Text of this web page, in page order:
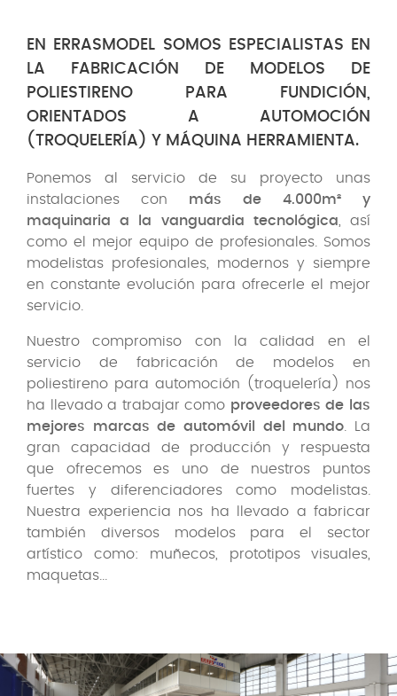
EN ERRASMODEL SOMOS ESPECIALISTAS EN
LA FABRICACIÓN DE MODELOS DE
POLIESTIRENO PARA FUNDICIÓN,
ORIENTADOS A AUTOMOCIÓN
(TROQUELERÍA) Y MÁQUINA HERRAMIENTA.
Ponemos al servicio de su proyecto unas
instalaciones con más de 4.000m² y
maquinaria a la vanguardia tecnológica , así
como el mejor equipo de profesionales. Somos
modelistas profesionales, modernos y siempre
en constante evolución para ofrecerle el mejor
servicio.
Nuestro compromiso con la calidad en el
servicio de fabricación de modelos en
poliestireno para automoción (troquelería) nos
ha llevado a trabajar como proveedores de las
mejores marcas de automóvil del mundo . La
gran capacidad de producción y respuesta
que ofrecemos es uno de nuestros puntos
fuertes y diferenciadores como modelistas.
Nuestra experiencia nos ha llevado a fabricar
también diversos modelos para el sector
artístico como: muñecos, prototipos visuales,
maquetas...